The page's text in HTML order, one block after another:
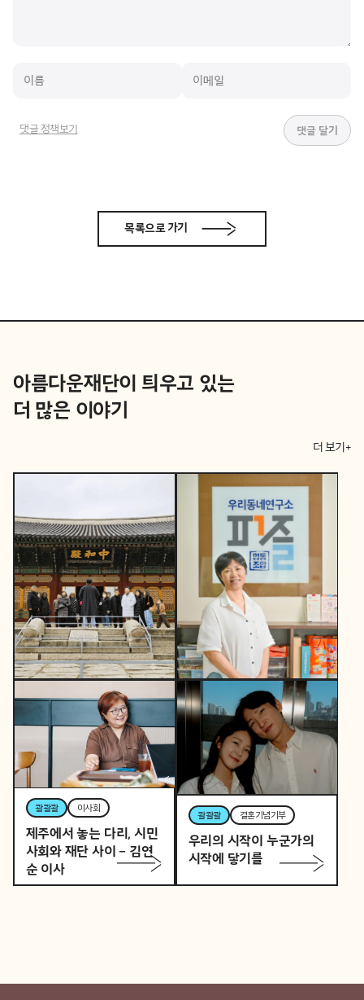
댓글 정책보기
목록으로 가기
아름다운재단이 틔우고 있는
더 많은 이야기
더 보기+
역사활동가
토요일 오후, 역사활동가
로 변신하는 직장인 P의
이중생활
콸콸콸 뷰티풀커넥트
우리 동네가 어제보다 다
정해지는 법
콸콸콸 이사회
제주에서 놓는 다리, 시민
사회와 재단 사이 – 김연
순 이사
콸콸콸 결혼기념기부
우리의 시작이 누군가의
시작에 닿기를